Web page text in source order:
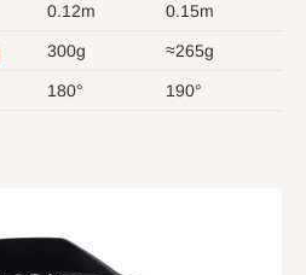
0.12m 0.15m
300g ≈265g
180° 190°